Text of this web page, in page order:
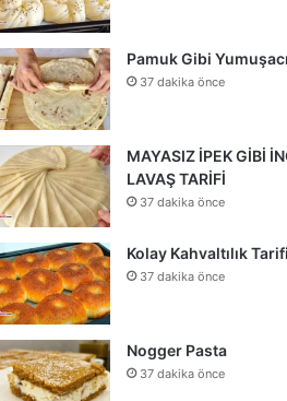
Pamuk Gibi
37 dakika önce
MAYASIZ İPEK GİBİ
LAVAŞ TARİFİ
37 dakika önce
Kolay Kahvaltılık Tarifi
37 dakika önce
Nogger Pasta
37 dakika önce